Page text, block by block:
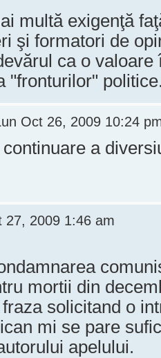
multă exigenţă
şi formatori de
ca o
"fronturilor"
Oct 26, 2009 10:24
a
27, 2009 1:46 am
mortii din
solicitand o
mi se pare
apelului.